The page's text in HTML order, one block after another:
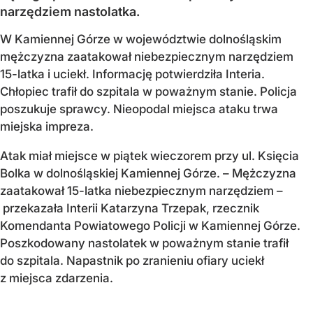
narzędziem nastolatka.
W Kamiennej Górze w województwie dolnośląskim
mężczyzna zaatakował niebezpiecznym narzędziem
15-latka i uciekł. Informację potwierdziła Interia.
Chłopiec trafił do szpitala w poważnym stanie. Policja
poszukuje sprawcy. Nieopodal miejsca ataku trwa
miejska impreza.
Atak miał miejsce w piątek wieczorem przy ul. Księcia
Bolka w dolnośląskiej Kamiennej Górze. – Mężczyzna
zaatakował 15-latka niebezpiecznym narzędziem –
przekazała Interii Katarzyna Trzepak, rzecznik
Komendanta Powiatowego Policji w Kamiennej Górze.
Poszkodowany nastolatek w poważnym stanie trafił
do szpitala. Napastnik po zranieniu ofiary uciekł
z miejsca zdarzenia.